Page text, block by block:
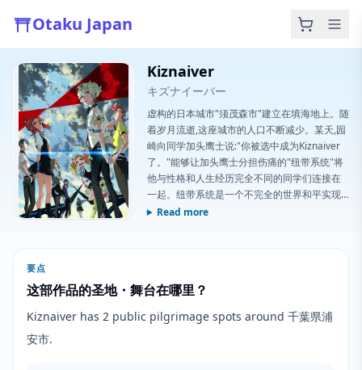
Otaku Japan
Kiznaiver
キズナイーバー
虚构的日本城市"须茂森市"建立在填海地上。随
着岁月流逝,这座城市的人口不断减少。某天,园
崎向同学加头鹰士说:"你被选中成为Kiznaiver
了。"能够让加头鹰士分担伤痛的"纽带系统"将
他与性格和人生经历完全不同的同学们连接在
一起。纽带系统是一个不完全的世界和平实现
系统,它通过伤痛将人们联系起来。
Read more
要点
这部作品的圣地・舞台在哪里？
Kiznaiver has 2 public pilgrimage spots around 千葉県浦
安市.